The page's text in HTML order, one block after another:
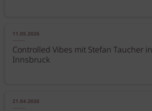
11.05.2026
Controlled Vibes mit Stefan Taucher in
Innsbruck
21.04.2026